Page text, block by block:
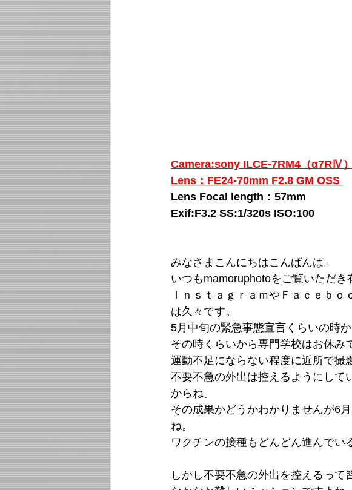
Camera:sony ILCE-7RM4（α7RⅣ）
Lens：FE24-70mm F2.8 GM OSS
Lens Focal length：57mm
Exif:F3.2 SS:1/320s ISO:100
みなさまこんにちはこんばんは。
いつもmamoruphotoをご覧いただき
ＩｎｓｔａｇｒａｍやＦａｃｅｂ
は久々です。
5月中旬の緊急事態宣言くらいの時
その時くらいから専門学校はお休み
運動不足にならない程度に近所で撮
不要不急の外出は控えるようにして
からね。
その成果かどうかわかりませんが6
ね。
ワクチンの接種もどんどん進んでい
しかし不要不急の外出を控えるって